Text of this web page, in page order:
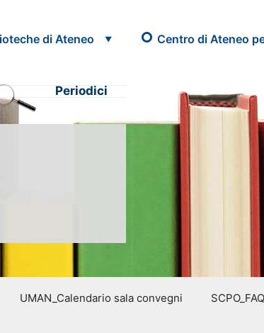
di Ateneo Centro di Ateneo
Periodici
UMAN_Calendario sala convegni SCPO_FAQ